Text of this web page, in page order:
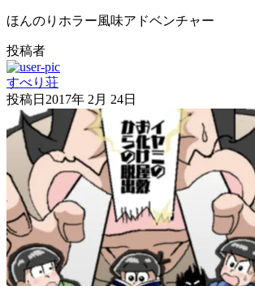
ほんのりホラー風味アドベンチャー
投稿者
すべり荘
投稿日 2017年 2月 24日